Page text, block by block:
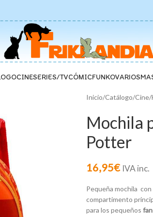
CINESERIES/TVCÓMICFUNKOVARIOS
Inicio/Catálogo/Cine/
Mochila
Potter
16,95€ IVA inc.
Pequeña mochila
compartimento
para los pequeños